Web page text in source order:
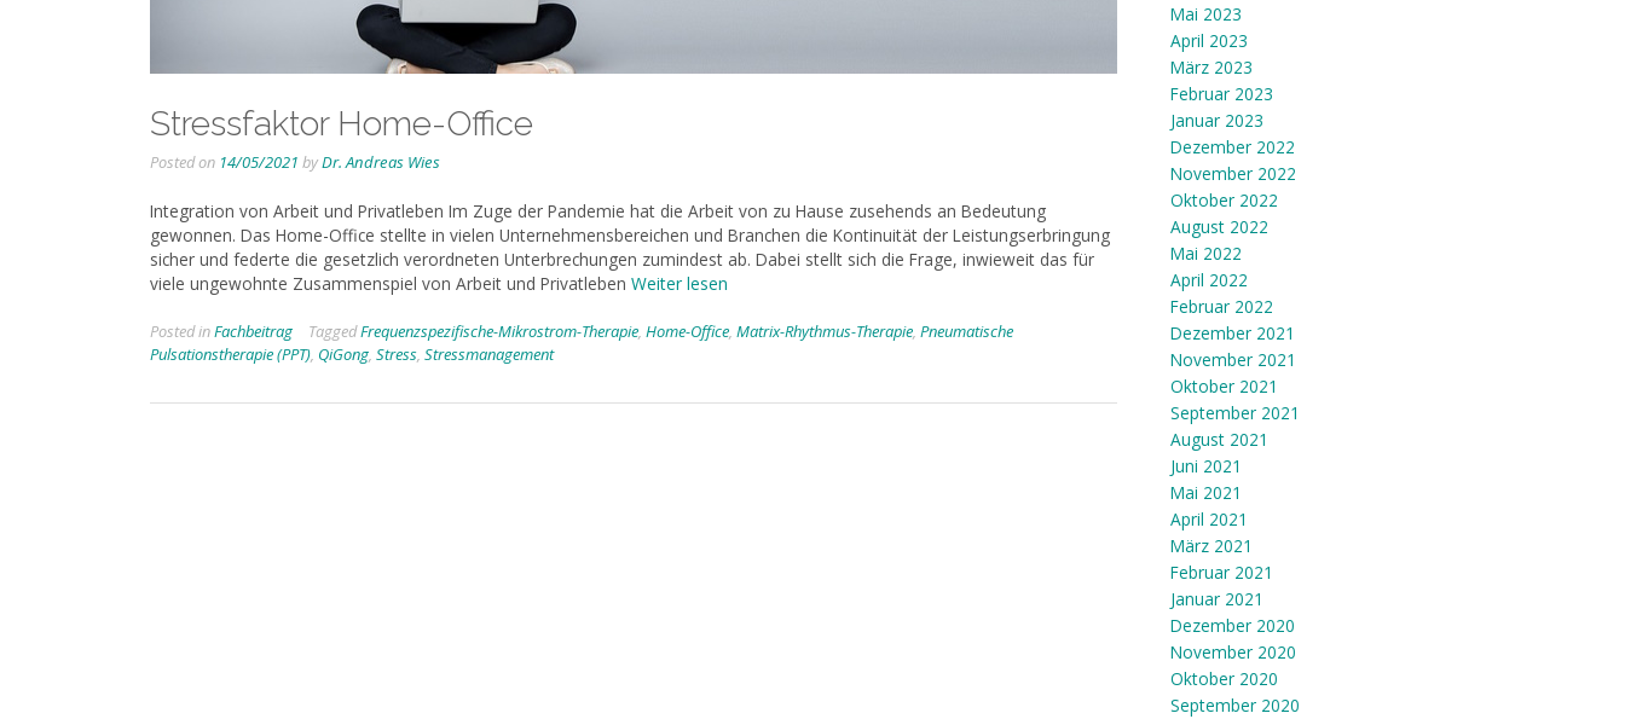
Stressfaktor Home-Office
Posted on 14/05/2021 byDr. Andreas Wies
Integration von Arbeit und Privatleben Im Zuge der Pandemie hat die Arbeit von zu Hause zusehends an Bedeutung
gewonnen. Das Home-Office stellte in vielen Unternehmensbereichen und Branchen die Kontinuität der Leistungserbringung
sicher und federte die gesetzlich verordneten Unterbrechungen zumindest ab. Dabei stellt sich die Frage, inwieweit das für
viele ungewohnte Zusammenspiel von Arbeit und Privatleben Weiter lesen
Posted inFachbeitrag TaggedFrequenzspezifische-Mikrostrom-Therapie, Home-Office, Matrix-Rhythmus-Therapie, Pneumatische
Pulsationstherapie (PPT), QiGong, Stress, Stressmanagement
Mai 2023
April 2023
März 2023
Februar 2023
Januar 2023
Dezember 2022
November 2022
Oktober 2022
August 2022
Mai 2022
April 2022
Februar 2022
Dezember 2021
November 2021
Oktober 2021
September 2021
August 2021
Juni 2021
Mai 2021
April 2021
März 2021
Februar 2021
Januar 2021
Dezember 2020
November 2020
Oktober 2020
September 2020